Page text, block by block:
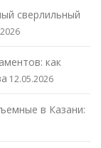
сверлильный
как
12.05.2026
в Казани: